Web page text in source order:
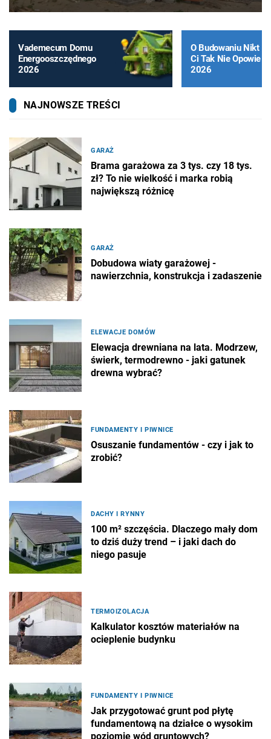
Vademecum Domu
Energooszczędnego
2026
O Budowaniu Nikt
Ci Tak Nie Opowie
2026
NAJNOWSZE TREŚCI
GARAŻ
Brama garażowa za 3 tys. czy 18 tys.
zł? To nie wielkość i marka robią
największą różnicę
GARAŻ
Dobudowa wiaty garażowej -
nawierzchnia, konstrukcja i zadaszenie
ELEWACJE DOMÓW
Elewacja drewniana na lata. Modrzew,
świerk, termodrewno - jaki gatunek
drewna wybrać?
FUNDAMENTY I PIWNICE
Osuszanie fundamentów - czy i jak to
zrobić?
DACHY I RYNNY
100 m² szczęścia. Dlaczego mały dom
to dziś duży trend – i jaki dach do
niego pasuje
TERMOIZOLACJA
Kalkulator kosztów materiałów na
ocieplenie budynku
FUNDAMENTY I PIWNICE
Jak przygotować grunt pod płytę
fundamentową na działce o wysokim
poziomie wód gruntowych?